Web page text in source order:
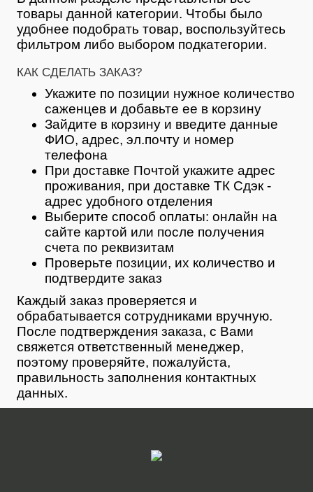
товары данной категории. Чтобы было
удобнее подобрать товар, воспользуйтесь
фильтром либо выбором подкатегории.
КАК СДЕЛАТЬ ЗАКАЗ?
Укажите по позиции нужное количество
саженцев и добавьте ее в корзину
Зайдите в корзину и введите данные
ФИО, адрес, эл.почту и номер
телефона
При доставке Почтой укажите адрес
проживания, при доставке ТК Сдэк -
адрес удобного отделения
Выберите способ оплаты: онлайн на
сайте картой или после получения
счета по реквизитам
Проверьте позиции, их количество и
подтвердите заказ
Каждый заказ проверяется и
обрабатывается сотрудниками вручную.
После подтверждения заказа, с Вами
свяжется ответственный менеджер,
поэтому проверяйте, пожалуйста,
правильность заполнения контактных
данных.